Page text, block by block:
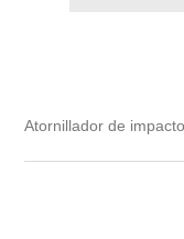
Atornillador de